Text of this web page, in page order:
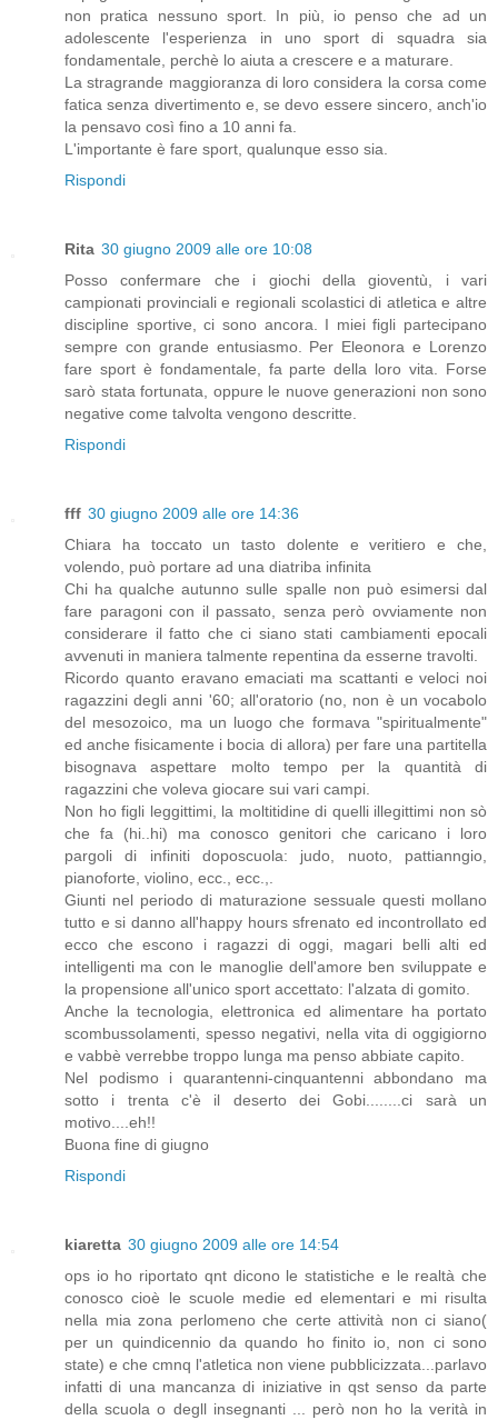
non pratica nessuno sport. In più, io penso che ad un
adolescente l'esperienza in uno sport di squadra sia
fondamentale, perchè lo aiuta a crescere e a maturare.
La stragrande maggioranza di loro considera la corsa come
fatica senza divertimento e, se devo essere sincero, anch'io
la pensavo così fino a 10 anni fa.
L'importante è fare sport, qualunque esso sia.
Rispondi
Rita 30 giugno 2009 alle ore 10:08
Posso confermare che i giochi della gioventù, i vari
campionati provinciali e regionali scolastici di atletica e altre
discipline sportive, ci sono ancora. I miei figli partecipano
sempre con grande entusiasmo. Per Eleonora e Lorenzo
fare sport è fondamentale, fa parte della loro vita. Forse
sarò stata fortunata, oppure le nuove generazioni non sono
negative come talvolta vengono descritte.
Rispondi
fff 30 giugno 2009 alle ore 14:36
Chiara ha toccato un tasto dolente e veritiero e che,
volendo, può portare ad una diatriba infinita
Chi ha qualche autunno sulle spalle non può esimersi dal
fare paragoni con il passato, senza però ovviamente non
considerare il fatto che ci siano stati cambiamenti epocali
avvenuti in maniera talmente repentina da esserne travolti.
Ricordo quanto eravano emaciati ma scattanti e veloci noi
ragazzini degli anni '60; all'oratorio (no, non è un vocabolo
del mesozoico, ma un luogo che formava "spiritualmente"
ed anche fisicamente i bocia di allora) per fare una partitella
bisognava aspettare molto tempo per la quantità di
ragazzini che voleva giocare sui vari campi.
Non ho figli leggittimi, la moltitidine di quelli illegittimi non sò
che fa (hi..hi) ma conosco genitori che caricano i loro
pargoli di infiniti doposcuola: judo, nuoto, pattianngio,
pianoforte, violino, ecc., ecc.,.
Giunti nel periodo di maturazione sessuale questi mollano
tutto e si danno all'happy hours sfrenato ed incontrollato ed
ecco che escono i ragazzi di oggi, magari belli alti ed
intelligenti ma con le manoglie dell'amore ben sviluppate e
la propensione all'unico sport accettato: l'alzata di gomito.
Anche la tecnologia, elettronica ed alimentare ha portato
scombussolamenti, spesso negativi, nella vita di oggigiorno
e vabbè verrebbe troppo lunga ma penso abbiate capito.
Nel podismo i quarantenni-cinquantenni abbondano ma
sotto i trenta c'è il deserto dei Gobi........ci sarà un
motivo....eh!!
Buona fine di giugno
Rispondi
kiaretta 30 giugno 2009 alle ore 14:54
ops io ho riportato qnt dicono le statistiche e le realtà che
conosco cioè le scuole medie ed elementari e mi risulta
nella mia zona perlomeno che certe attività non ci siano(
per un quindicennio da quando ho finito io, non ci sono
state) e che cmnq l'atletica non viene pubblicizzata...parlavo
infatti di una mancanza di iniziative in qst senso da parte
della scuola o degll insegnanti ... però non ho la verità in